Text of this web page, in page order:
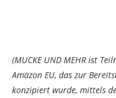
(MUCKE UND MEHR ist
Amazon EU, das zur
konzipiert wurde, mittels